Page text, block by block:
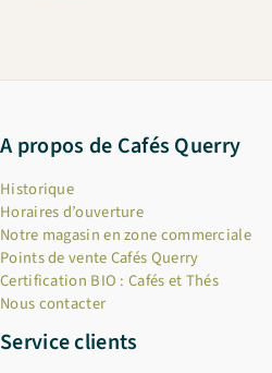
A propos de Cafés Querry
Historique
Horaires d’ouverture
Notre magasin en zone commerciale
Points de vente Cafés Querry
Certification BIO : Cafés et Thés
Nous contacter
Service clients